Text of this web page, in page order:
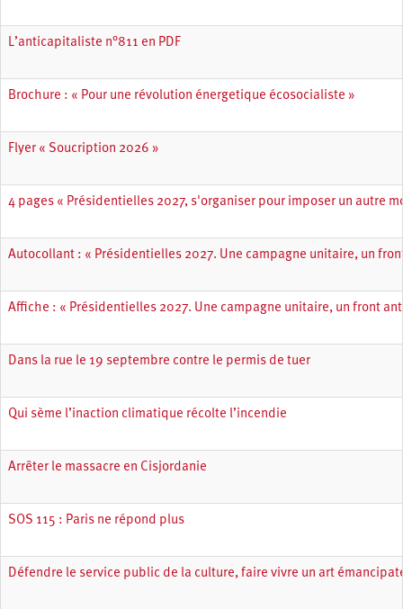
L’anticapitaliste n°811 en PDF
Brochure : « Pour une révolution énergetique écosocialiste »
Flyer « Soucription 2026 »
4 pages « Présidentielles 2027, s'organiser pour imposer un autre
Autocollant : « Présidentielles 2027. Une campagne unitaire, un
Affiche : « Présidentielles 2027. Une campagne unitaire, un front
Dans la rue le 19 septembre contre le permis de tuer
Qui sème l’inaction climatique récolte l’incendie
Arrêter le massacre en Cisjordanie
SOS 115 : Paris ne répond plus
Défendre le service public de la culture, faire vivre un art